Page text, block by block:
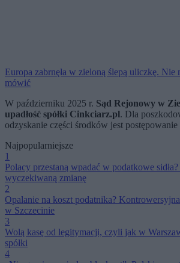
Europa zabrnęła w zieloną ślepą uliczkę. Nie
mówić
W październiku 2025 r. Sąd Rejonowy w
upadłość spółki Cinkciarz.pl. Dla
odzyskanie części środków jest postępowanie
Najpopularniejsze
1
Polacy przestaną wpadać w podatkowe
wyczekiwaną zmianę
2
Opalanie na koszt podatnika?
w Szczecinie
3
Wolą kasę od legitymacji, czyli jak w
spółki
4